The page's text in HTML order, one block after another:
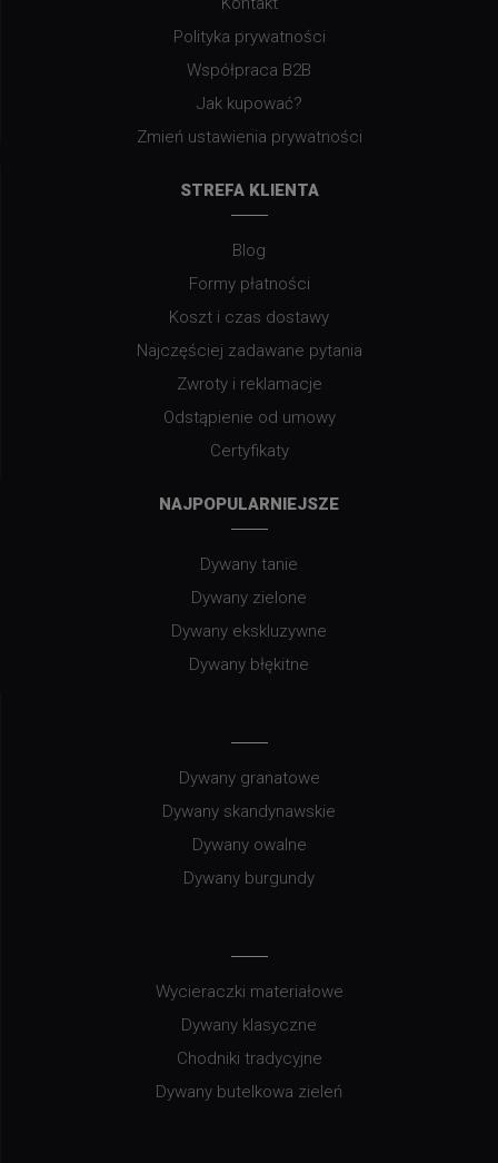
Polityka prywatności
Współpraca B2B
Jak kupować?
Zmień ustawienia prywatności
STREFA KLIENTA
Blog
Formy płatności
Koszt i czas dostawy
Najczęściej zadawane pytania
Zwroty i reklamacje
Odstąpienie od umowy
Certyfikaty
NAJPOPULARNIEJSZE
Dywany tanie
Dywany zielone
Dywany ekskluzywne
Dywany błękitne
Dywany granatowe
Dywany skandynawskie
Dywany owalne
Dywany burgundy
Wycieraczki materiałowe
Dywany klasyczne
Chodniki tradycyjne
Dywany butelkowa zieleń